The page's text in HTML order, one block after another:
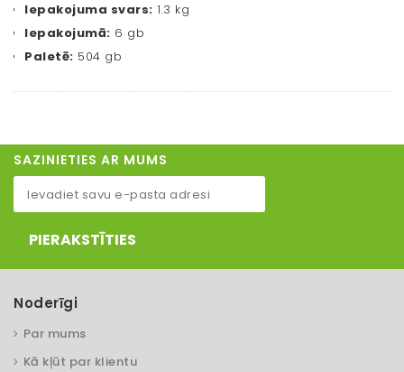
Iepakojuma svars: 1.3 kg
Iepakojumā: 6 gb
Paletē: 504 gb
SAZINIETIES AR MUMS
PIERAKSTĪTIES
Noderīgi
Par mums
Kā kļūt par klientu